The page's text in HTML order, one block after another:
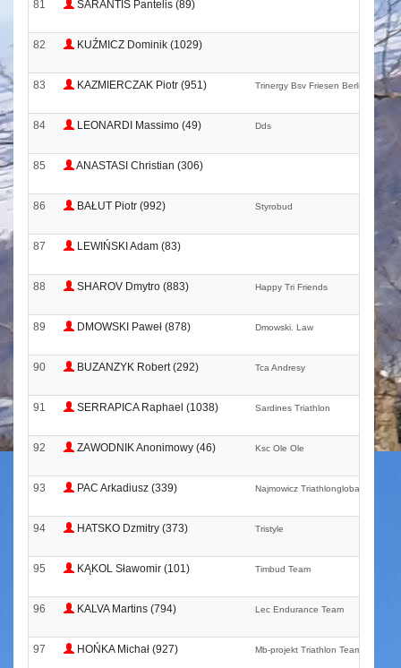
81 SARANTIS Pantelis (89)
82 KUŹMICZ Dominik (1029)
83 KAZMIERCZAK Piotr (951) Trinergy Bsv Friesen Berlin
84 LEONARDI Massimo (49) Dds
85 ANASTASI Christian (306)
86 BAŁUT Piotr (992) Styrobud
87 LEWIŃSKI Adam (83)
88 SHAROV Dmytro (883) Happy Tri Friends
89 DMOWSKI Paweł (878) Dmowski. Law
90 BUZANZYK Robert (292) Tca Andresy
91 SERRAPICA Raphael (1038) Sardines Triathlon
92 ZAWODNIK Anonimowy (46) Ksc Ole Ole
93 PAC Arkadiusz (339) Najmowicz Triathlonglobalservis. Pl
94 HATSKO Dzmitry (373) Tristyle
95 KĄKOL Sławomir (101) Timbud Team
96 KALVA Martins (794) Lec Endurance Team
97 HOŃKA Michał (927) Mb-projekt Triathlon Team